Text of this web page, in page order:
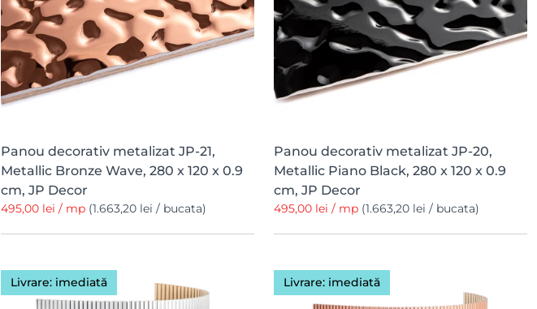
Panou decorativ metalizat JP-21,
Metallic Bronze Wave, 280 x 120 x 0.9
cm, JP Decor
495,00 lei / mp (1.663,20 lei / bucata)
Panou decorativ metalizat JP-20,
Metallic Piano Black, 280 x 120 x 0.9
cm, JP Decor
495,00 lei / mp (1.663,20 lei / bucata)
Livrare: imediată Livrare: imediată